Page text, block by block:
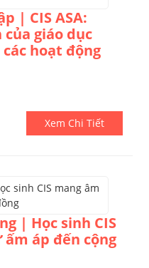
| CIS ASA:
giáo dục
hoạt động
Xem Chi Tiết
| Học sinh CIS
áp đến cộng